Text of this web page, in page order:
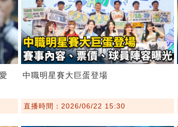
中職明星賽大巨蛋登場
直播時間：2026/06/22 15:30